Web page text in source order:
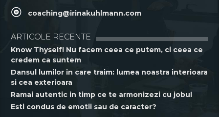
coaching@irinakuhlmann.com
ARTICOLE RECENTE
Know Thyself! Nu facem ceea ce putem, ci ceea ce
credem ca suntem
Dansul lumilor in care traim: lumea noastra interioara
si cea exterioara
Ramai autentic in timp ce te armonizezi cu jobul
Esti condus de emotii sau de caracter?